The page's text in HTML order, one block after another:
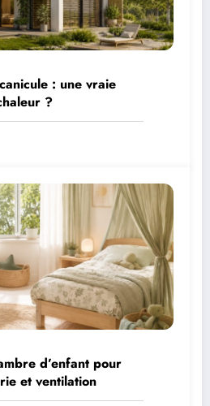
: une vraie
?
d’enfant pour
et ventilation